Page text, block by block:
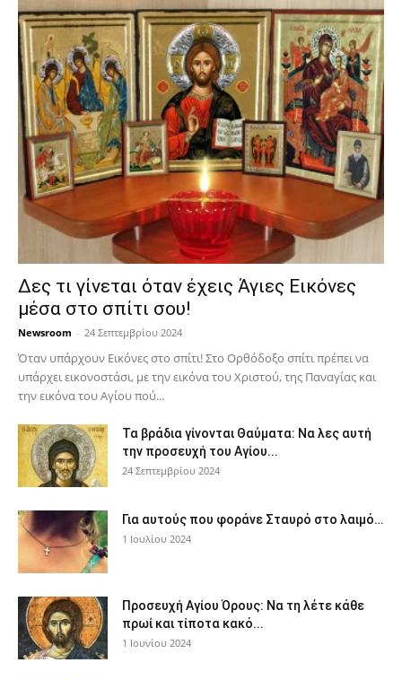
Δες τι γίνεται όταν έχεις Άγιες Εικόνες
μέσα στο σπίτι σου!
Newsroom - 24 Σεπτεμβρίου 2024
Όταν υπάρχουν Εικόνες στο σπίτι! Στο Ορθόδοξο σπίτι πρέπει να
υπάρχει εικονοστάσι, με την εικόνα του Χριστού, της Παν­αγίας και
την εικόνα του Αγίου πού...
Τα βράδια γίνονται Θαύματα: Να λες αυτή
την προσευχή του Αγίου...
24 Σεπτεμβρίου 2024
Για αυτούς που φοράνε Σταυρό στο λαιμό…
1 Ιουλίου 2024
Προσευχή Αγίου Όρους: Να τη λέτε κάθε
πρωί και τίποτα κακό...
1 Ιουνίου 2024